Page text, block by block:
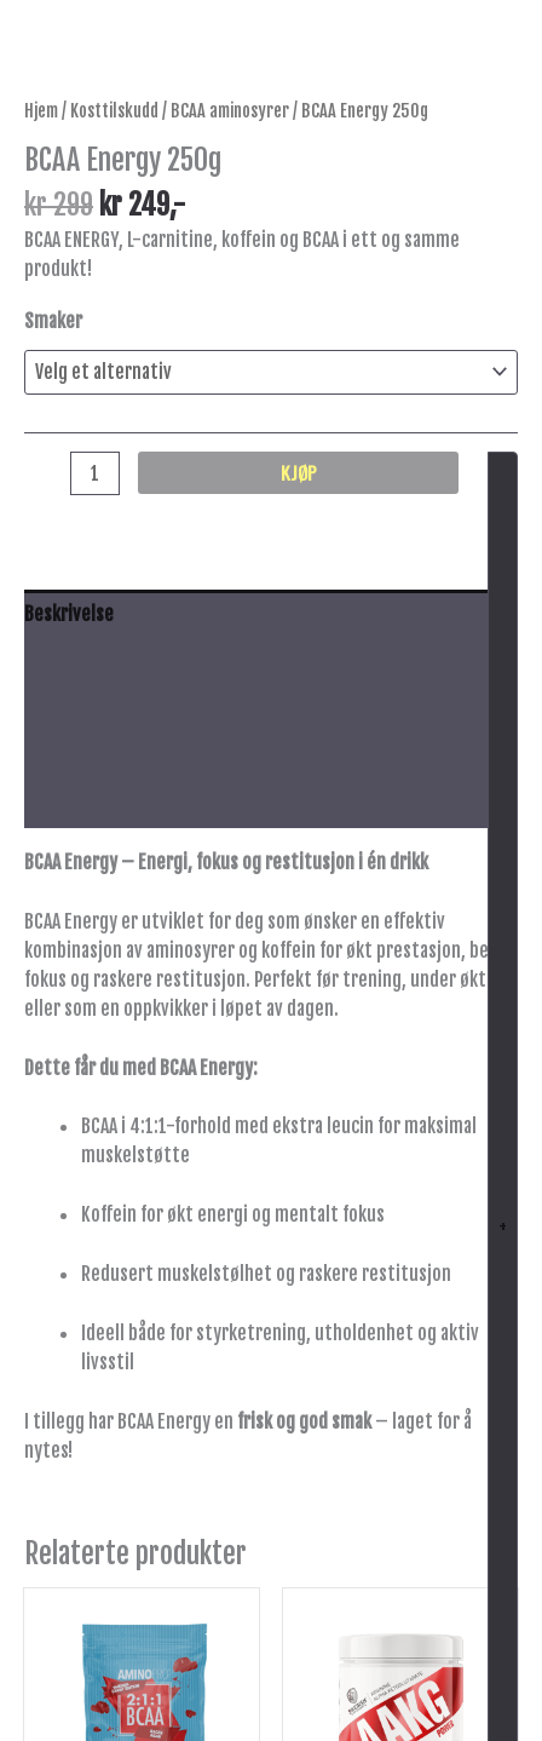
Hjem/ Kosttilskudd / BCAA aminosyrer/ BCAA Energy 250g
BCAA Energy 250g
kr299 kr 249,-
BCAA ENERGY, L-carnitine, koffein og BCAA i ett og samme
produkt!
Smaker
+
KJØP
Beskrivelse
BCAA Energy – Energi, fokus og restitusjon i én drikk
BCAA Energy er utviklet for deg som ønsker en effektiv
kombinasjon av aminosyrer og koffein for økt prestasjon, bedre
fokus og raskere restitusjon. Perfekt før trening, under økten
eller som en oppkvikker i løpet av dagen.
Dette får du med BCAA Energy:
BCAA i 4:1:1-forhold med ekstra leucin for maksimal
muskelstøtte
Koffein for økt energi og mentalt fokus
Redusert muskelstølhet og raskere restitusjon
Ideell både for styrketrening, utholdenhet og aktiv
livsstil
I tillegg har BCAA Energy en frisk og god smak– laget for å
nytes!
Relaterte produkter